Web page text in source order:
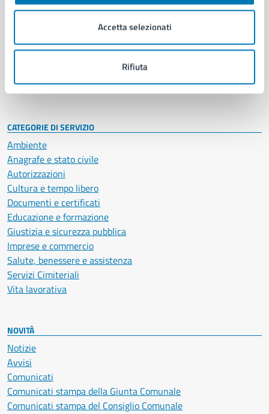
Accetta selezionati
Rifiuta
Uffici
Politici
Intranet, posta aziendale e protocollo
CATEGORIE DI SERVIZIO
Ambiente
Anagrafe e stato civile
Autorizzazioni
Cultura e tempo libero
Documenti e certificati
Educazione e formazione
Giustizia e sicurezza pubblica
Imprese e commercio
Salute, benessere e assistenza
Servizi Cimiteriali
Vita lavorativa
NOVITÀ
Notizie
Avvisi
Comunicati
Comunicati stampa della Giunta Comunale
Comunicati stampa del Consiglio Comunale